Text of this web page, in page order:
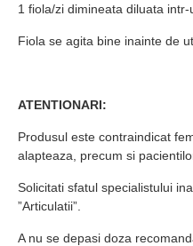
1 fiola/zi dimineata diluata
Fiola se agita bine inainte de
ATENTIONARI:
Produsul este contraindicat
alapteaza, precum si
Solicitati sfatul specialistului
”Articulatii”.
A nu se depasi doza